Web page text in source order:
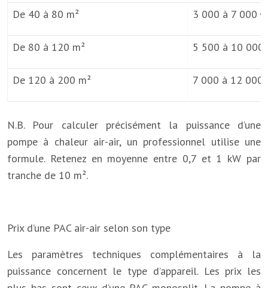
De 40 à 80 m² 3 000 à 7 000 €
De 80 à 120 m² 5 500 à 10 000
De 120 à 200 m² 7 000 à 12 000
N.B. Pour calculer précisément la puissance d’une
pompe à chaleur air-air, un professionnel utilise une
formule. Retenez en moyenne entre 0,7 et 1 kW par
tranche de 10 m².
Prix d’une PAC air-air selon son type
Les paramètres techniques complémentaires à la
puissance concernent le type d’appareil. Les prix les